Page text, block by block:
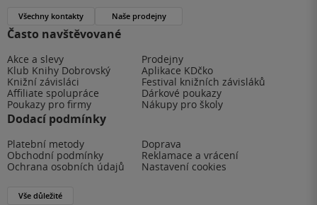
Často navštěvované
Akce a slevy
Prodejny
Klub Knihy Dobrovský
Aplikace KDčko
Knižní závisláci
Festival knižních závisláků
Affiliate spolupráce
Dárkové poukazy
Poukazy pro firmy
Nákupy pro školy
Dodací podmínky
Platební metody
Doprava
Obchodní podmínky
Reklamace a vrácení
Ochrana osobních údajů
Nastavení cookies
Vše důležité
Všechny kontakty Naše prodejny